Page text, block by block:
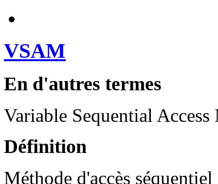
VSAM
En d'autres termes
Variable Sequential Access
Définition
Méthode d'accès